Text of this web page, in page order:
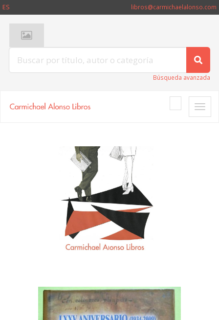
ES libros@carmichaelalonso.com
Búsqueda avanzada
Toggle